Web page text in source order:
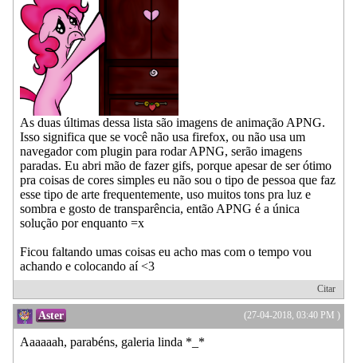
As duas últimas dessa lista são imagens de animação APNG.
Isso significa que se você não usa firefox, ou não usa um
navegador com plugin para rodar APNG, serão imagens
paradas. Eu abri mão de fazer gifs, porque apesar de ser ótimo
pra coisas de cores simples eu não sou o tipo de pessoa que faz
esse tipo de arte frequentemente, uso muitos tons pra luz e
sombra e gosto de transparência, então APNG é a única
solução por enquanto =x
Ficou faltando umas coisas eu acho mas com o tempo vou
achando e colocando aí <3
Citar
(27-04-2018, 03:40 PM )
Aster
Aaaaaah, parabéns, galeria linda *_*